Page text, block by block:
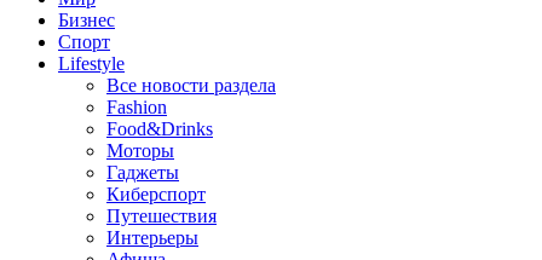
Бизнес
Спорт
Lifestyle
Все новости раздела
Fashion
Food&Drinks
Моторы
Гаджеты
Киберспорт
Путешествия
Интерьеры